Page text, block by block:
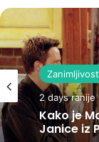
2 days ranije
Kako je
Janice iz